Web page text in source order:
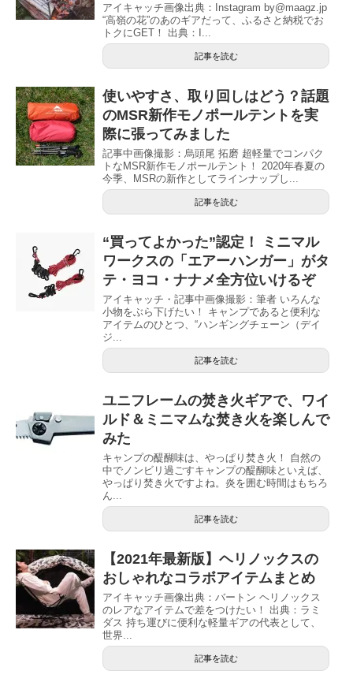
アイキャッチ画像出典：Instagram by@maagz.jp
“高嶺の花”のあのギアだって、ふるさと納税でお
トクにGET！ 出典：I...
記事を読む
使いやすさ、取り回しはどう？話題
のMSR新作モノポールテントを実
際に張ってみました
記事中画像撮影：烏頭尾 拓磨 超軽量でコンパク
トなMSR新作モノポールテント！ 2020年春夏の
今季、MSRの新作としてラインナップし...
記事を読む
“買ってよかった”認定！ ミニマル
ワークスの「エアーハンガー」がタ
テ・ヨコ・ナナメ全方位いけるぞ
アイキャッチ・記事中画像撮影：筆者 いろんな
小物をぶら下げたい！ キャンプであると便利な
アイテムのひとつ、“ハンギングチェーン（デイ
ジ...
記事を読む
ユニフレームの焚き火ギアで、ワイ
ルド＆ミニマムな焚き火を楽しんで
みた
キャンプの醍醐味は、やっぱり焚き火！ 自然の
中でノンビリ過ごすキャンプの醍醐味といえば、
やっぱり焚き火ですよね。炎を囲む時間はもちろ
ん...
記事を読む
【2021年最新版】ヘリノックスの
おしゃれなコラボアイテムまとめ
アイキャッチ画像出典：バートン ヘリノックス
のレアなアイテムで差をつけたい！ 出典：ラミ
ダス 持ち運びに便利な軽量ギアの代表として、
世界...
記事を読む